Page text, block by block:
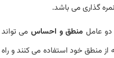
گذاری می باشد.
عامل منطق و احساس می
منطق خود استفاده می کنند و